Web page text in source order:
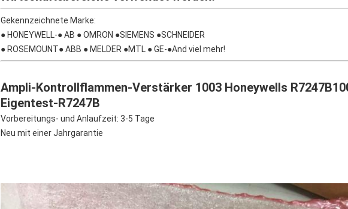
Gekennzeichnete Marke:
● HONEYWELL-● AB ● OMRON ●SIEMENS ●SCHNEIDER
● ROSEMOUNT● ABB ● MELDER ●MTL ● GE-●And viel mehr!
Ampli-Kontrollflammen-Verstärker 1003 Honeywells
Eigentest-R7247B
Vorbereitungs- und Anlaufzeit: 3-5 Tage
Neu mit einer Jahrgarantie